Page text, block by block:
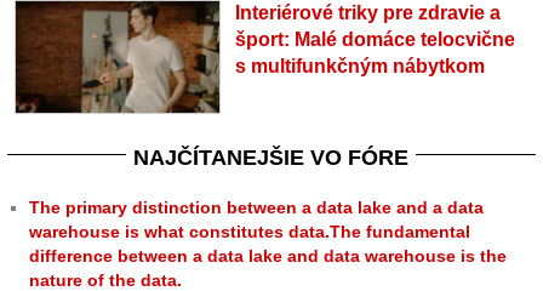
Interiérové triky pre zdravie a
šport: Malé domáce telocvične
s multifunkčným nábytkom
NAJČÍTANEJŠIE VO FÓRE
The primary distinction between a data lake and a data
warehouse is what constitutes data.The fundamental
difference between a data lake and data warehouse is the
nature of the data.